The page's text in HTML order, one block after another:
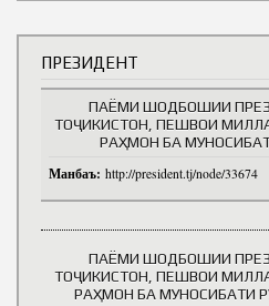
ПРЕЗИДЕНТ
ПАЁМИ ШОДБОШИИ
ТОҶИКИСТОН, ПЕШВОИ
РАҲМОН БА
Манбаъ: http://president.tj/node/33674
ПАЁМИ ШОДБОШИИ
ТОҶИКИСТОН, ПЕШВОИ
РАҲМОН БА МУНОСИБАТИ